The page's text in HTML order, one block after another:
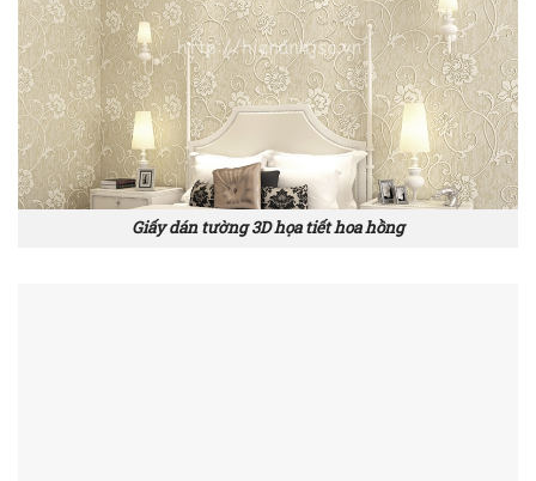
Giấy dán tường 3D họa tiết hoa hồng